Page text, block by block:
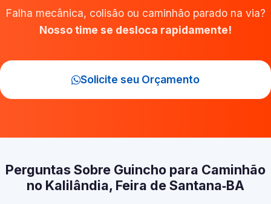
Falha mecânica, colisão ou caminhão parado na via?
Nosso time se desloca rapidamente!
Solicite seu Orçamento
Perguntas Sobre Guincho para Caminhão
no Kalilândia, Feira de Santana‑BA